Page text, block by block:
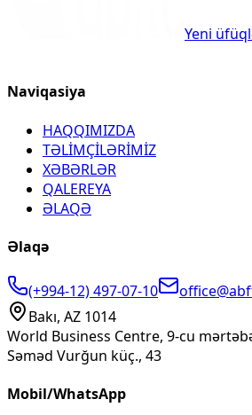
Yeni
Naviqasiya
HAQQIMIZDA
TƏLİMÇİLƏRİMİZ
XƏBƏRLƏR
QALEREYA
ƏLAQƏ
Əlaqə
(+994-12) 497-07-10
Bakı, AZ 1014
World Business Centre, 9-cu
Səməd Vurğun küç., 43
Mobil/WhatsApp